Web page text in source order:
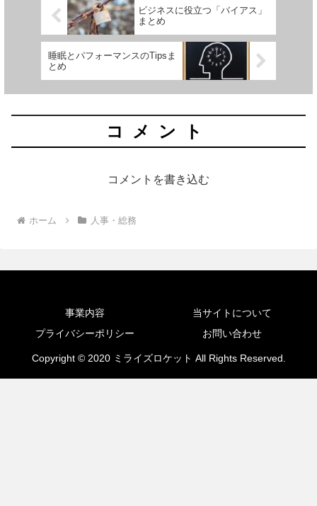
ビジネスに役立つ「バイアス」
まとめ
睡眠とパフォーマンスのTipsま
とめ
コメント
コメントを書き込む
ホーム 人事・総務
事業内容
当サイトについて
プライバシーポリシー
お問い合わせ
Copyright © 2020 ミライズロケット All Rights Reserved.